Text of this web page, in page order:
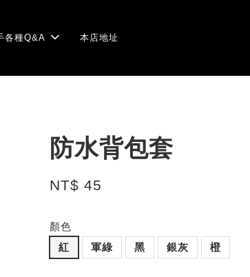
各種Q&A 本店地址
防水背包套
NT$ 45
顏色
紅
軍綠 黑 銀灰 橙